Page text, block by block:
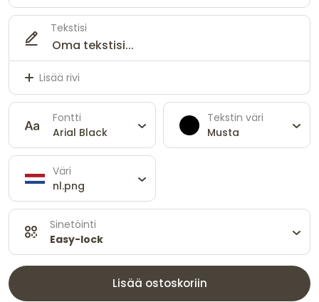
Tekstisi
Lisää rivi
Fontti
Arial Black
Tekstin väri
Musta
Väri
nl.png
Sinetöinti
Easy-lock
Lisää ostoskoriin